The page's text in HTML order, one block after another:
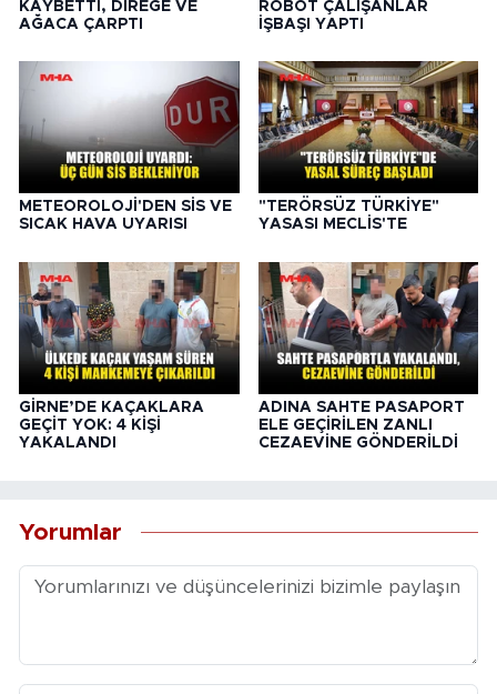
KAYBETTİ, DİREĞE VE
AĞACA ÇARPTI
ROBOT ÇALIŞANLAR
İŞBAŞI YAPTI
METEOROLOJİ'DEN SİS VE
SICAK HAVA UYARISI
"TERÖRSÜZ TÜRKİYE"
YASASI MECLİS'TE
GİRNE’DE KAÇAKLARA
GEÇİT YOK: 4 KİŞİ
YAKALANDI
ADINA SAHTE PASAPORT
ELE GEÇİRİLEN ZANLI
CEZAEVİNE GÖNDERİLDİ
Yorumlar